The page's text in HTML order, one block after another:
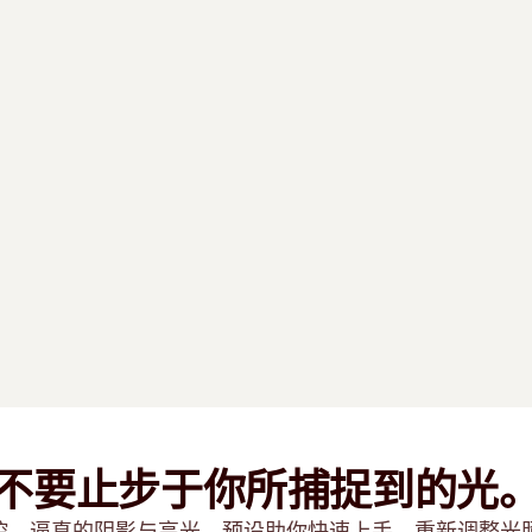
要止步于你所捕捉到的光。